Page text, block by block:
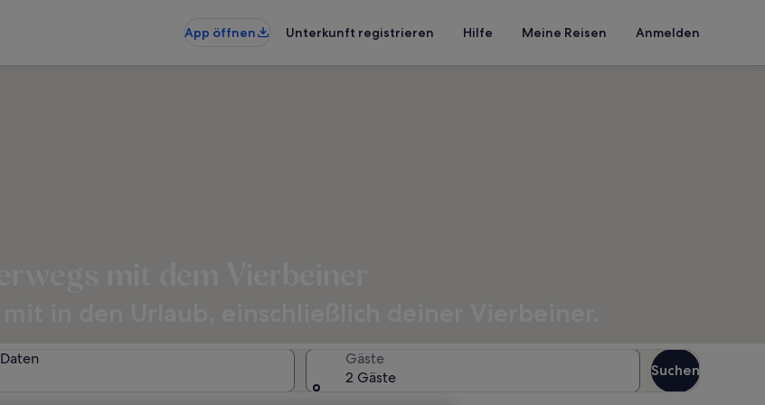
App öffnen
Unterkunft registrieren Hilfe Meine Reisen Anmelden
Daten
Gäste
2 Gäste
Suchen